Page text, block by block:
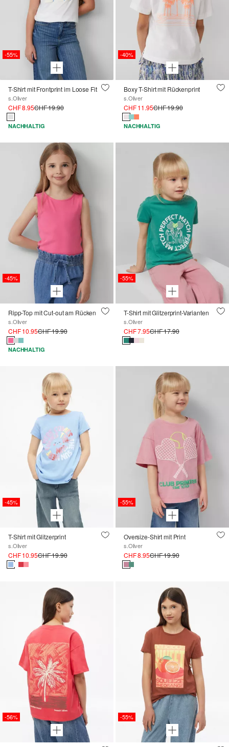
-55%
T-Shirt mit Frontprint im Loose Fit
s.Oliver
CHF 8.95CHF 19.90
NACHHALTIG
-40%
Boxy T-Shirt mit Rückenprint
s.Oliver
CHF 11.95CHF 19.90
NACHHALTIG
-45%
Ripp-Top mit Cut-out am Rücken
s.Oliver
CHF 10.95CHF 19.90
NACHHALTIG
-55%
T-Shirt mit Glitzerprint-Varianten
s.Oliver
CHF 7.95CHF 17.90
-45%
T-Shirt mit Glitzerprint
s.Oliver
CHF 10.95CHF 19.90
-55%
Oversize-Shirt mit Print
s.Oliver
CHF 8.95CHF 19.90
-56% -55%